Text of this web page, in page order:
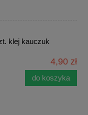
klej kauczuk
4,90 zł
do koszyka